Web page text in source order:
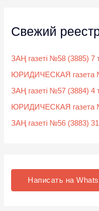
Свежий
ЗАҢ газеті №58 (3885) 7
ЮРИДИЧЕСКАЯ газета
ЗАҢ газеті №57 (3884) 4
ЮРИДИЧЕСКАЯ газета
ЗАҢ газеті №56 (3883)
Написать на